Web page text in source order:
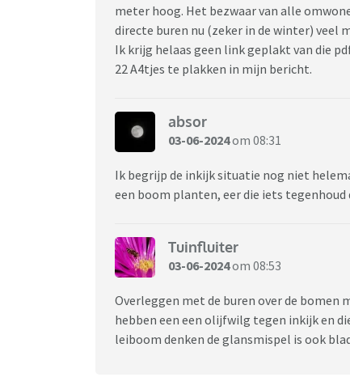
meter hoog. Het bezwaar van alle
directe buren nu (zeker in de winter) veel
Ik krijg helaas geen link geplakt van die
22 A4tjes te plakken in mijn bericht.
absor
03-06-2024om 08:31
Ik begrijp de inkijk situatie nog niet
een boom planten, eer die iets
Tuinfluiter
03-06-2024om 08:53
Overleggen met de buren over de bomen
hebben een een olijfwilg tegen inkijk en
leiboom denken de glansmispel is ook